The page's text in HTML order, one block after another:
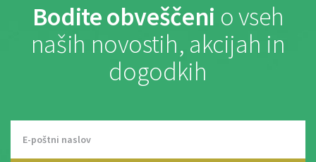
Bodite obveščeni o vseh
naših novostih, akcijah in
dogodkih